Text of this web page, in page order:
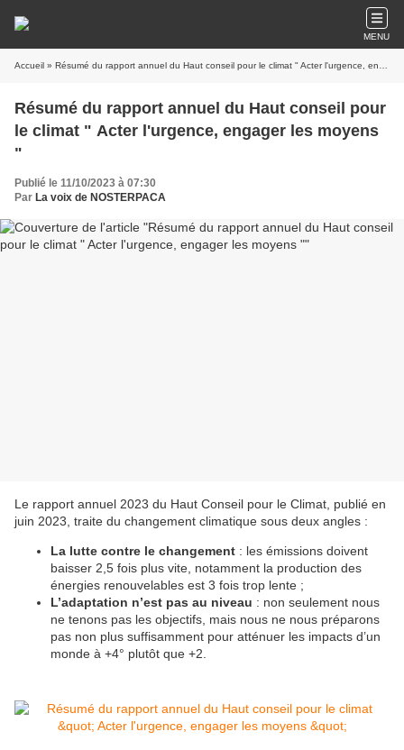
MENU
Accueil » Résumé du rapport annuel du Haut conseil pour le climat " Acter l'urgence, engager les moyens "
Résumé du rapport annuel du Haut conseil pour
le climat " Acter l'urgence, engager les moyens
"
Publié le 11/10/2023 à 07:30
Par La voix de NOSTERPACA
Le rapport annuel 2023 du Haut Conseil pour le Climat, publié en
juin 2023, traite du changement climatique sous deux angles :
La lutte contre le changement : les émissions doivent
baisser 2,5 fois plus vite, notamment la production des
énergies renouvelables est 3 fois trop lente ;
L’adaptation n’est pas au niveau : non seulement nous
ne tenons pas les objectifs, mais nous ne nous préparons
pas non plus suffisamment pour atténuer les impacts d’un
monde à +4° plutôt que +2.